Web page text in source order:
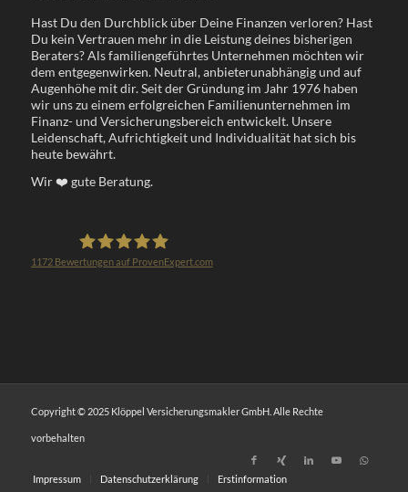
Hast Du den Durchblick über Deine Finanzen verloren? Hast
Du kein Vertrauen mehr in die Leistung deines bisherigen
Beraters? Als familiengeführtes Unternehmen möchten wir
dem entgegenwirken. Neutral, anbieterunabhängig und auf
Augenhöhe mit dir. Seit der Gründung im Jahr 1976 haben
wir uns zu einem erfolgreichen Familienunternehmen im
Finanz- und Versicherungsbereich entwickelt. Unsere
Leidenschaft, Aufrichtigkeit und Individualität hat sich bis
heute bewährt.
Wir❤️ gute Beratung.
1172Bewertungen auf ProvenExpert.com
Copyright © 2025 Klöppel Versicherungsmakler GmbH. Alle Rechte
vorbehalten
Impressum Datenschutzerklärung Erstinformation